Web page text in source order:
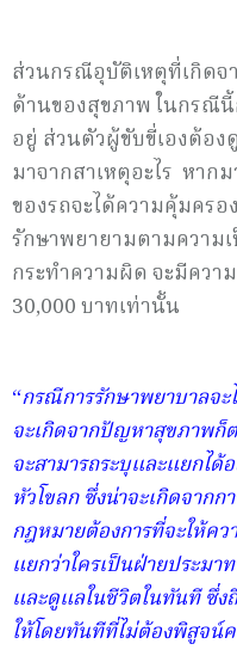
ส่วนกรณีอุบัติเหตุที่เกิดจ
ด้านของสุขภาพ ในกรณี
อยู่ ส่วนตัวผู้ขับขี่เองต้อ
มาจากสาเหตุอะไร หาก
ของรถจะได้ความคุ้มคร
รักษาพยายามตามความ
กระทำความผิด จะมีคว
30,000 บาทเท่านั้น
“กรณีการรักษาพยาบาลจ
จะเกิดจากปัญหาสุขภาพก็
จะสามารถระบุและแยกไ
หัวโขลก ซึ่งน่าจะเกิดจาก
กฎหมายต้องการที่จะให้ค
แยกว่าใครเป็นฝ่ายประมา
และดูแลในชีวิตในทันที ซึ่ง
ให้โดยทันทีที่ไม่ต้องพิสูจน์